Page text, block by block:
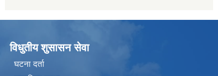
विधुतीय शुसासन सेवा
घटना दर्ता